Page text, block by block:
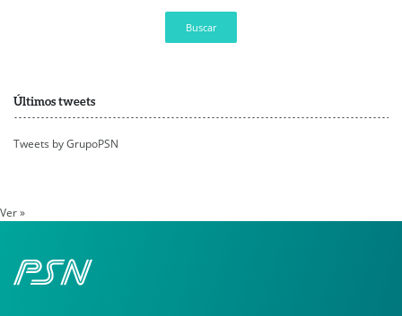
Buscar
Últimos tweets
Tweets by GrupoPSN
Ver »